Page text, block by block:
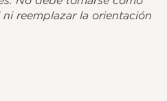
reemplazar la orientación